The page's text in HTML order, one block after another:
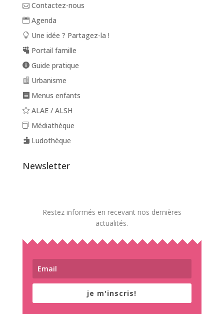
Contactez-nous
Agenda
Une idée ? Partagez-la !
Portail famille
Guide pratique
Urbanisme
Menus enfants
ALAE / ALSH
Médiathèque
Ludothèque
Newsletter
Restez informés en recevant nos dernières
actualités.
je m'inscris!